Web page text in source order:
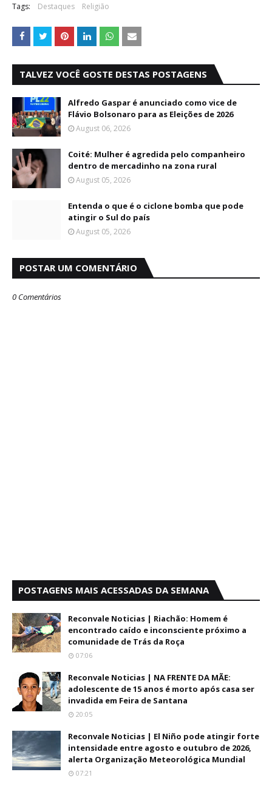
Tags: Destaques Religião
TALVEZ VOCÊ GOSTE DESTAS POSTAGENS
Alfredo Gaspar é anunciado como vice de
Flávio Bolsonaro para as Eleições de 2026
August 06, 2026
Coité: Mulher é agredida pelo companheiro
dentro de mercadinho na zona rural
August 05, 2026
Entenda o que é o ciclone bomba que pode
atingir o Sul do país
August 05, 2026
POSTAR UM COMENTÁRIO
0 Comentários
POSTAGENS MAIS ACESSADAS DA SEMANA
Reconvale Noticias | Riachão: Homem é
encontrado caído e inconsciente próximo a
comunidade de Trás da Roça
07:06
Reconvale Noticias | NA FRENTE DA MÃE:
adolescente de 15 anos é morto após casa ser
invadida em Feira de Santana
20:05
Reconvale Noticias | El Niño pode atingir forte
intensidade entre agosto e outubro de 2026,
alerta Organização Meteorológica Mundial
07:21